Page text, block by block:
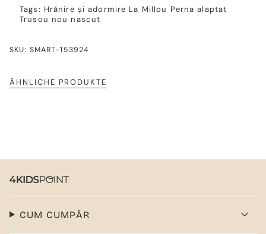
Tags: Hrănire și adormire La Millou Perna alaptat
Trusou nou nascut
SKU: SMART-153924
ÄHNLICHE PRODUKTE
CUM CUMPĂR